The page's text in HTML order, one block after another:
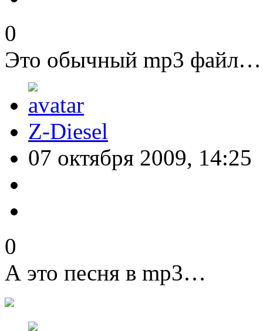
0
Это обычный mp3 файл…
Z-Diesel
07 октября 2009, 14:25
0
А это песня в mp3…